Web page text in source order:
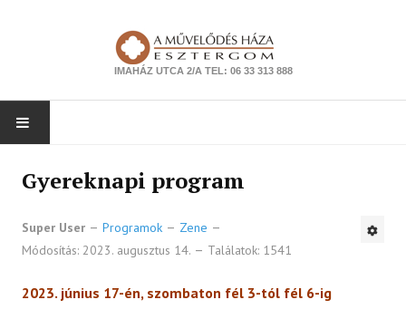
IMAHÁZ UTCA 2/A TEL: 06 33 313 888
Színház
Zene
Gyereknapi program
Super User Programok
Zene
Módosítás: 2023. augusztus 14.
Találatok: 1541
2023. június 17-én, szombaton fél 3-tól fél 6-ig